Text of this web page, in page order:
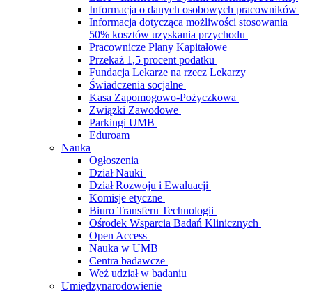
Informacja o danych osobowych pracowników
Informacja dotycząca możliwości stosowania
50% kosztów uzyskania przychodu
Pracownicze Plany Kapitałowe
Przekaż 1,5 procent podatku
Fundacja Lekarze na rzecz Lekarzy
Świadczenia socjalne
Kasa Zapomogowo-Pożyczkowa
Związki Zawodowe
Parkingi UMB
Eduroam
Nauka
Ogłoszenia
Dział Nauki
Dział Rozwoju i Ewaluacji
Komisje etyczne
Biuro Transferu Technologii
Ośrodek Wsparcia Badań Klinicznych
Open Access
Nauka w UMB
Centra badawcze
Weź udział w badaniu
Umiędzynarodowienie